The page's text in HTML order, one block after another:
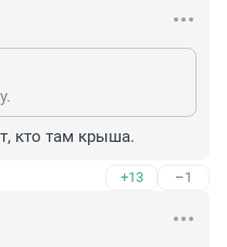
кто там крыша.
+13 –1